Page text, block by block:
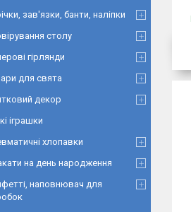
зав'язки, банти, наліпки
столу
гірлянди
для свята
декор
іграшки
хлопавки
на день народження
наповнювач для